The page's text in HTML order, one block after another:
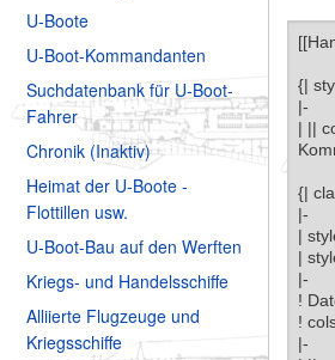
U-Boote
U-Boot-Kommandanten
Suchdatenbank für U-Boot-
Fahrer
Chronik (Inaktiv)
Heimat der U-Boote -
Flottillen usw.
U-Boot-Bau auf den Werften
Kriegs- und Handelsschiffe
Alliierte Flugzeuge und
Kriegsschiffe